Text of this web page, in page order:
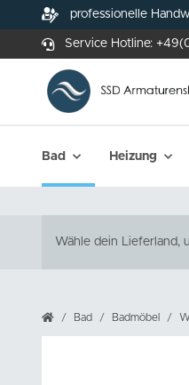
professionelle
Service Hotline:
Bad Heizung
Wähle dein Lieferland,
Bad Badmöbel